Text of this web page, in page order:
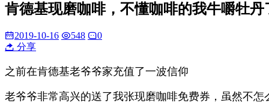
肯德基现磨咖啡，不懂咖啡的我牛嚼牡丹
2019-10-16 548
0
分享
之前在肯德基老爷爷家充值了一波信仰
老爷爷非常高兴的送了我张现磨咖啡免费券，虽然不